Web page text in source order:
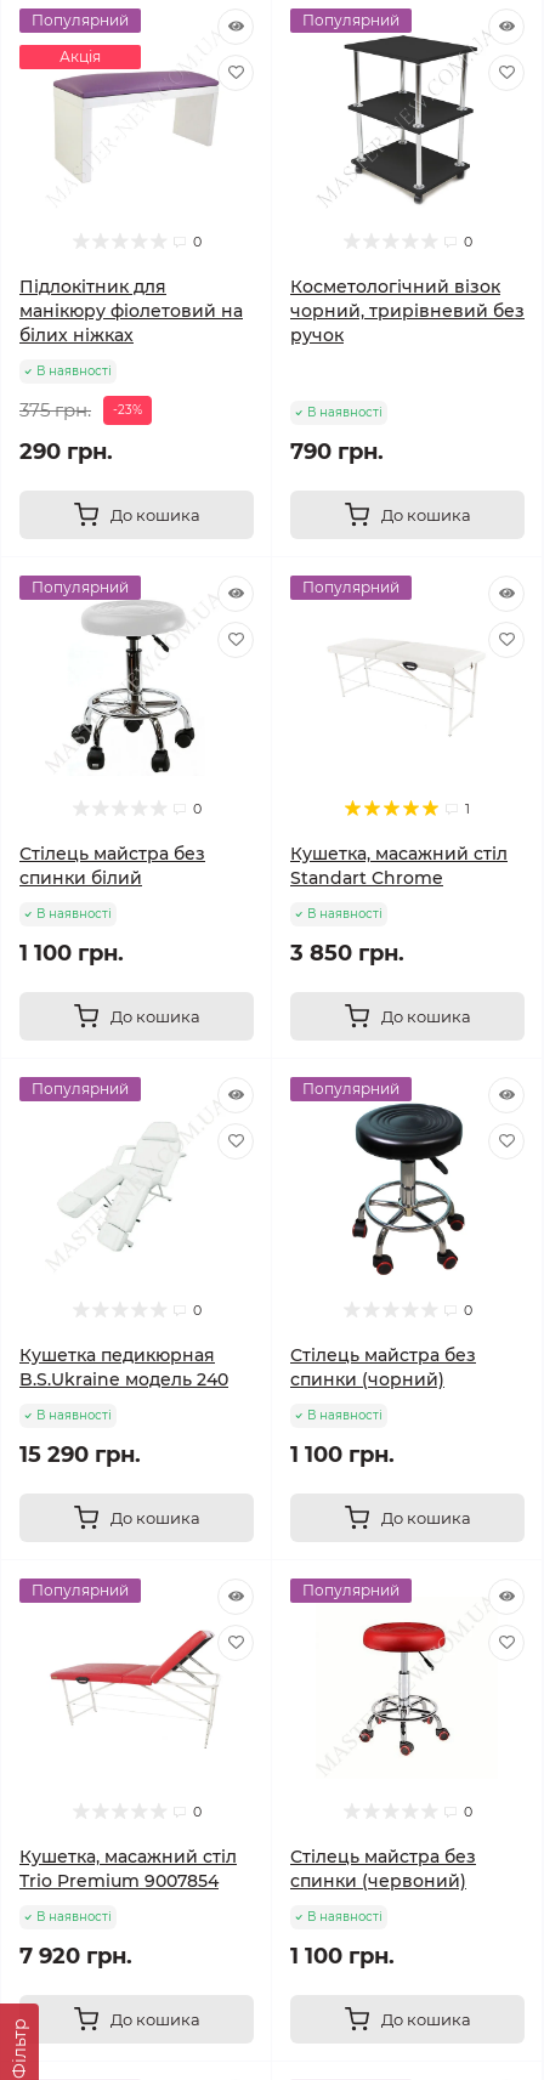
Фільтр
Популярний
Акція
0
Підлокітник для
манікюру фіолетовий на
білих ніжках
В наявності
375 грн. -23%
290 грн.
До кошика
Популярний
0
Косметологічний візок
чорний, трирівневий без
ручок
В наявності
790 грн.
До кошика
Популярний
0
Стілець майстра без
спинки білий
В наявності
1 100 грн.
До кошика
Популярний
1
Кушетка, масажний стіл
Standart Chrome
В наявності
3 850 грн.
До кошика
Популярний
0
Кушетка педикюрная
B.S.Ukraine модель 240
В наявності
15 290 грн.
До кошика
Популярний
0
Стілець майстра без
спинки (чорний)
В наявності
1 100 грн.
До кошика
Популярний
0
Кушетка, масажний стіл
Trio Premium 9007854
В наявності
7 920 грн.
До кошика
Популярний
0
Стілець майстра без
спинки (червоний)
В наявності
1 100 грн.
До кошика